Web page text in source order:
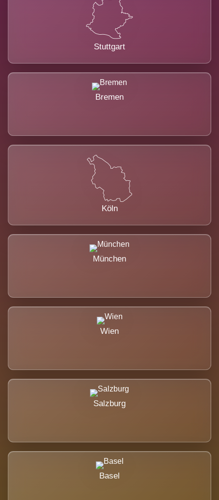
Stuttgart
Bremen
Köln
München
Wien
Salzburg
Basel